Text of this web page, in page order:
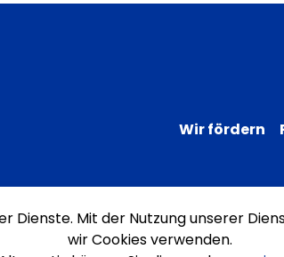
Wir fördern
Impressum Datenschutz
Dienste. Mit der Nutzung unserer
wir Cookies verwenden.